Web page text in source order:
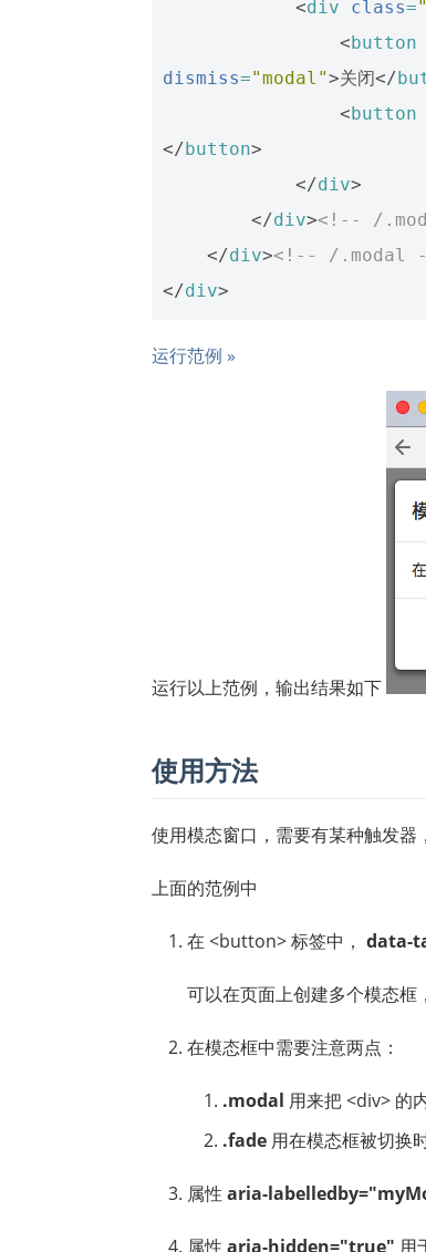
<div class=
<button
dismiss="modal">关闭</
<button
</button>
</div>
</div><!-- /
</div><!-- /.modal
</div>
运行范例 »
运行以上范例，输出结果如下
使用方法
使用模态窗口，需要有某种触发
上面的范例中
在 <button> 标签中， data-
可以在页面上创建多个模态
在模态框中需要注意两点：
.modal 用来把 <div> 的
.fade 用在模态框被切换
属性 aria-
属性 aria-hidden="true" 用